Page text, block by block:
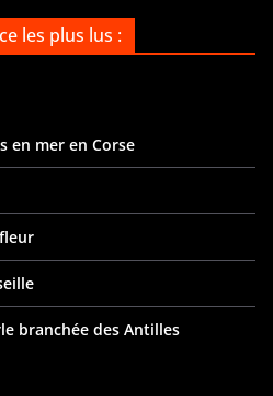
les plus lus :
en mer en Corse
branchée des Antilles